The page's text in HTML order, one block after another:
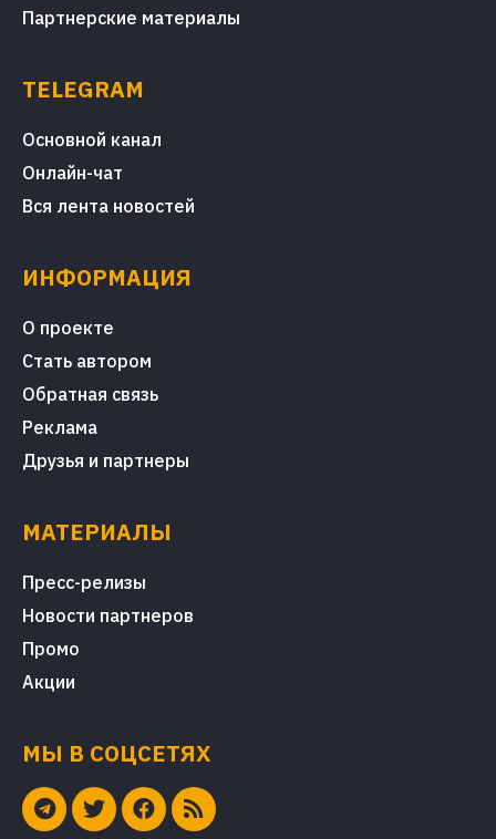
Партнерские материалы
TELEGRAM
Основной канал
Онлайн-чат
Вся лента новостей
ИНФОРМАЦИЯ
О проекте
Стать автором
Обратная связь
Реклама
Друзья и партнеры
МАТЕРИАЛЫ
Пресс-релизы
Новости партнеров
Промо
Акции
МЫ В СОЦСЕТЯХ